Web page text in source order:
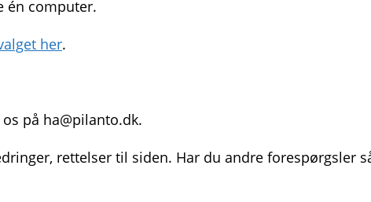
én computer.
her.
på ha@pilanto.dk.
rettelser til siden. Har du andre forespørgsler